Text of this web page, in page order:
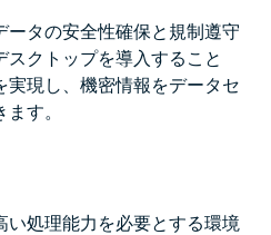
タの安全性確保と規制遵守
クトップを導入すること
実現し、機密情報をデータセ
す。
い処理能力を必要とする環境